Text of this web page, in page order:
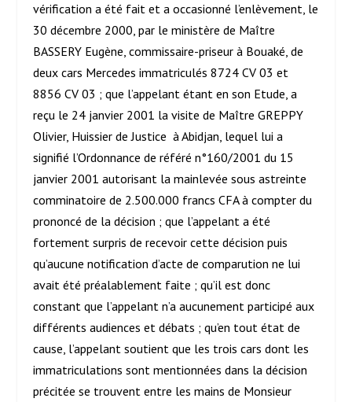
vérification a été fait et a occasionné l’enlèvement, le
30 décembre 2000, par le ministère de Maître
BASSERY Eugène, commissaire-priseur à Bouaké, de
deux cars Mercedes immatriculés 8724 CV 03 et
8856 CV 03 ; que l’appelant étant en son Etude, a
reçu le 24 janvier 2001 la visite de Maître GREPPY
Olivier, Huissier de Justice à Abidjan, lequel lui a
signifié l’Ordonnance de référé n°160/2001 du 15
janvier 2001 autorisant la mainlevée sous astreinte
comminatoire de 2.500.000 francs CFA à compter du
prononcé de la décision ; que l’appelant a été
fortement surpris de recevoir cette décision puis
qu’aucune notification d’acte de comparution ne lui
avait été préalablement faite ; qu’il est donc
constant que l’appelant n’a aucunement participé aux
différents audiences et débats ; qu’en tout état de
cause, l’appelant soutient que les trois cars dont les
immatriculations sont mentionnées dans la décision
précitée se trouvent entre les mains de Monsieur